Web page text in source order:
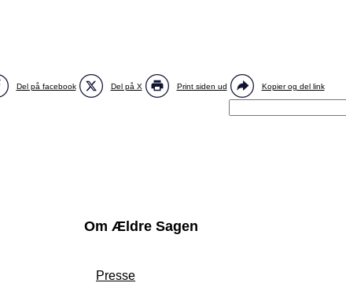
Del på facebook Del på X Print siden ud Kopier og del link
Om Ældre Sagen
Presse